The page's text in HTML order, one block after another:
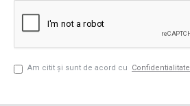
Am citit şi sunt de acord cu Confidentialitate